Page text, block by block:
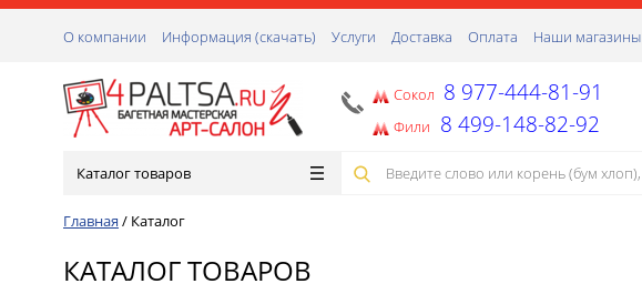
О компании Информация (скачать) Услуги Доставка Оплата Наши магазины
Сокол 8 977-444-81-91
Фили 8 499-148-82-92
Каталог товаров
Главная / Каталог
КАТАЛОГ ТОВАРОВ